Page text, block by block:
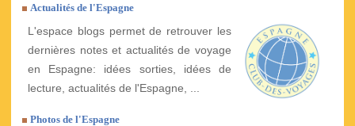
Actualités de l'Espagne
L'espace blogs permet de retrouver les
dernières notes et actualités de voyage
en Espagne: idées sorties, idées de
lecture, actualités de l'Espagne, ...
Photos de l'Espagne